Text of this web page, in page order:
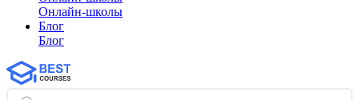
Онлайн-школы
Блог
Блог